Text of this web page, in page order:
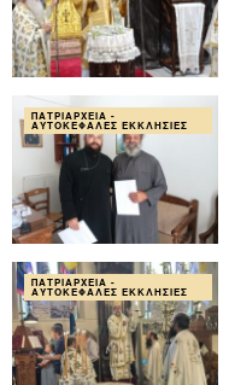
ΠΑΤΡΙΑΡΧΕΊΑ -
ΑΥΤΟΚΈΦΑΛΕΣ ΕΚΚΛΗΣΊΕΣ
ΠΑΤΡΙΑΡΧΕΊΑ -
ΑΥΤΟΚΈΦΑΛΕΣ ΕΚΚΛΗΣΊΕΣ